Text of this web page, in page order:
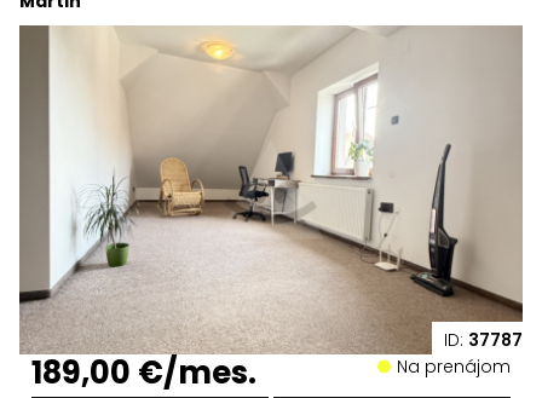
ID: 37787
189,00 €/mes. Na prenájom